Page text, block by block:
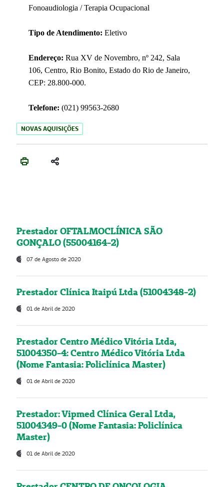
Fonoaudiologia / Terapia Ocupacional
Tipo de Atendimento: Eletivo
Endereço: Rua XV de Novembro, nº 242, Sala
106, Centro, Rio Bonito, Estado do Rio de Janeiro,
CEP: 28.800-000.
Telefone: (021) 99563-2680
NOVAS AQUISIÇÕES
Prestador OFTALMOCLÍNICA SÃO
GONÇALO (55004164-2)
07 de Agosto de 2020
Prestador Clínica Itaipú Ltda (51004348-2)
01 de Abril de 2020
Prestador Centro Médico Vitória Ltda,
51004350-4: Centro Médico Vitória Ltda
(Nome Fantasia: Policlínica Master)
01 de Abril de 2020
Prestador: Vipmed Clínica Geral Ltda,
51004349-0 (Nome Fantasia: Policlínica
Master)
01 de Abril de 2020